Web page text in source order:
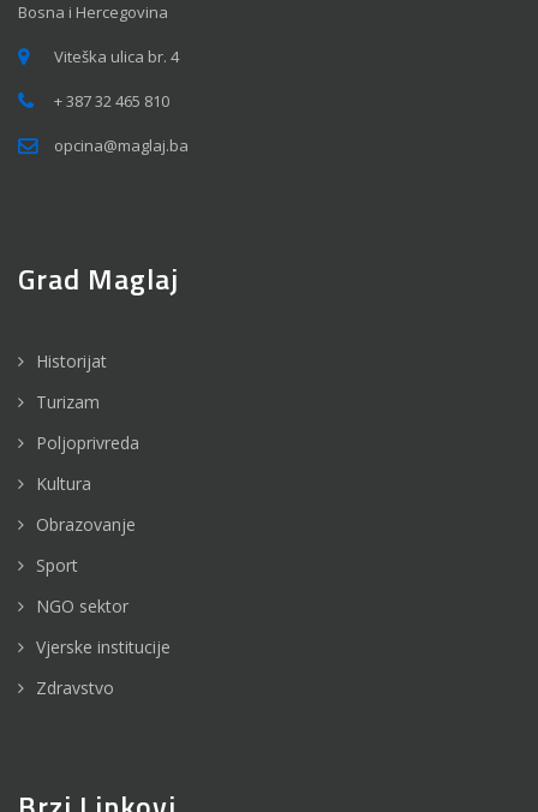
Bosna i Hercegovina
Viteška ulica br. 4
+ 387 32 465 810
opcina@maglaj.ba
Grad Maglaj
Historijat
Turizam
Poljoprivreda
Kultura
Obrazovanje
Sport
NGO sektor
Vjerske institucije
Zdravstvo